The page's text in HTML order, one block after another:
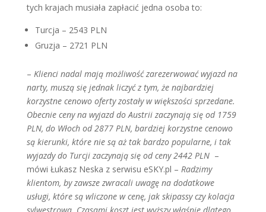
tych krajach musiała zapłacić jedna osoba to:
Turcja – 2543 PLN
Gruzja – 2721 PLN
– Klienci nadal mają możliwość zarezerwować wyjazd na
narty, muszą się jednak liczyć z tym, że najbardziej
korzystne cenowo oferty zostały w większości sprzedane.
Obecnie ceny na wyjazd do Austrii zaczynają się od 1759
PLN, do Włoch od 2877 PLN, bardziej korzystne cenowo
są kierunki, które nie są aż tak bardzo popularne, i tak
wyjazdy do Turcji zaczynają się od ceny 2442 PLN –
mówi Łukasz Neska z serwisu eSKY.pl – Radzimy
klientom, by zawsze zwracali uwagę na dodatkowe
usługi, które są wliczone w cenę, jak skipassy czy kolacja